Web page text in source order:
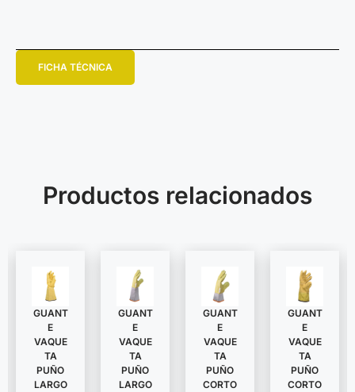
FICHA TÉCNICA
Productos relacionados
GUANT
E
VAQUE
TA
PUÑO
LARGO
GUANT
E
VAQUE
TA
PUÑO
LARGO
GUANT
E
VAQUE
TA
PUÑO
CORTO
GUANT
E
VAQUE
TA
PUÑO
CORTO